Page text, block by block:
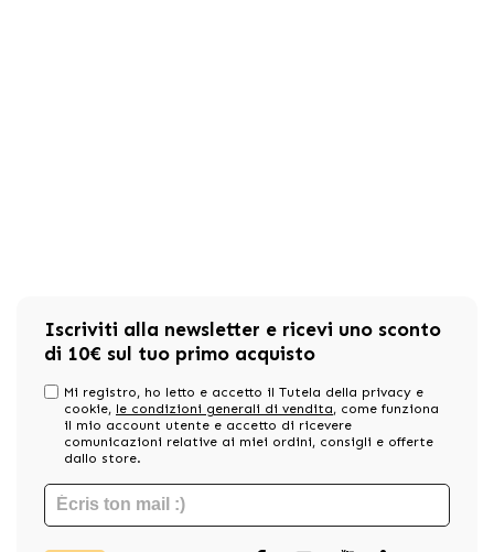
Iscriviti alla newsletter e ricevi uno sconto
di 10€ sul tuo primo acquisto
Mi registro, ho letto e accetto il Tutela della privacy e
cookie, le condizioni generali di vendita, come funziona
il mio account utente e accetto di ricevere
comunicazioni relative ai miei ordini, consigli e offerte
dallo store.